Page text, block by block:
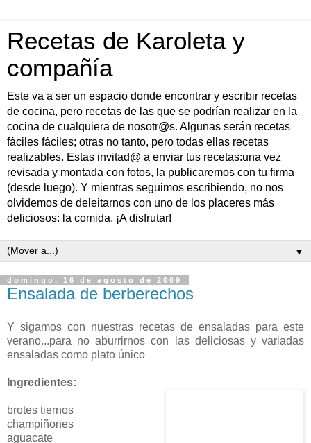
Recetas de Karoleta y
compañía
Este va a ser un espacio donde encontrar y escribir recetas
de cocina, pero recetas de las que se podrían realizar en la
cocina de cualquiera de nosotr@s. Algunas serán recetas
fáciles fáciles; otras no tanto, pero todas ellas recetas
realizables. Estas invitad@ a enviar tus recetas:una vez
revisada y montada con fotos, la publicaremos con tu firma
(desde luego). Y mientras seguimos escribiendo, no nos
olvidemos de deleitarnos con uno de los placeres más
deliciosos: la comida. ¡A disfrutar!
▼
domingo, 16 de agosto de 2009
Ensalada de berberechos
Y sigamos con nuestras recetas de ensaladas para este
verano...para no aburrirnos con las deliciosas y variadas
ensaladas como plato único
Ingredientes:
brotes tiernos
champiñones
aguacate